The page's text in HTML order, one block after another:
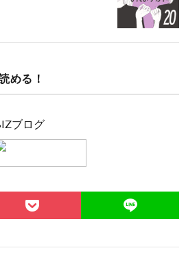
める！
ブログ